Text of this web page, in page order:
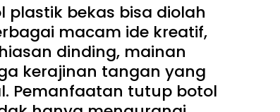
plastik bekas bisa diolah
macam ide kreatif,
dinding, mainan
kerajinan tangan yang
Pemanfaatan tutup botol